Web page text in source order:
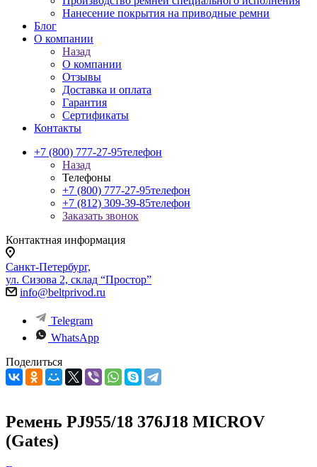
Нанесение покрытия на приводные ремни
Блог
О компании
Назад
О компании
Отзывы
Доставка и оплата
Гарантия
Сертификаты
Контакты
+7 (800) 777-27-95телефон
Назад
Телефоны
+7 (800) 777-27-95телефон
+7 (812) 309-39-85телефон
Заказать звонок
Контактная информация
Санкт-Петербург,
ул. Сизова 2, склад “Простор”
info@beltprivod.ru
Telegram
WhatsApp
Поделиться
Ремень PJ955/18 376J18 MICROV
(Gates)